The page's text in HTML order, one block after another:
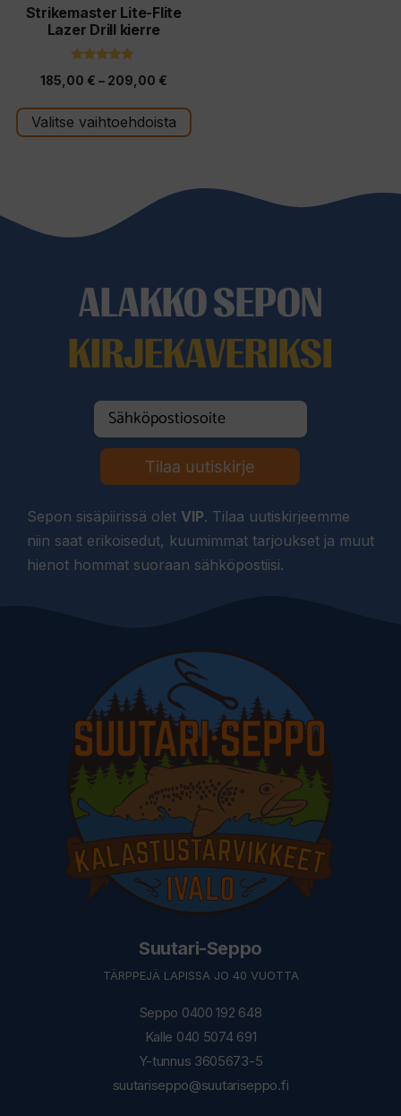
Strikemaster Lite-Flite
Lazer Drill kierre
5:stä
185,00 € – 209,00 €Hintaluokka:
-
Valitse vaihtoehdoista
tuotteen
sivulla.
ALAKKO SEPON
KIRJEKAVERIKSI
Tilaa uutiskirje
Sepon sisäpiirissä olet VIP. Tilaa uutiskirjeemme
niin saat erikoisedut, kuumimmat tarjoukset ja muut
hienot hommat suoraan sähköpostiisi.
Suutari-Seppo
TÄRPPEJÄ LAPISSA JO 40 VUOTTA
Seppo 0400 192 648
Kalle 040 5074 691
Y-tunnus 3605673-5
suutariseppo@suutariseppo.fi